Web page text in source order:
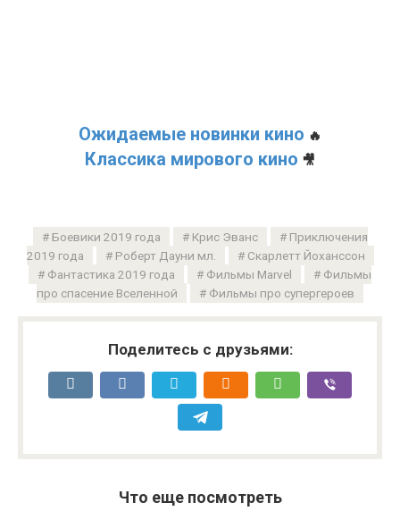
Ожидаемые новинки кино 🔥
Классика мирового кино 🎥
Боевики 2019 года Крис Эванс
Приключения
2019 года
Роберт Дауни мл.
Скарлетт Йоханссон
Фантастика 2019 года
Фильмы Marvel
Фильмы
про спасение Вселенной
Фильмы про супергероев
Поделитесь с друзьями:
Что еще посмотреть